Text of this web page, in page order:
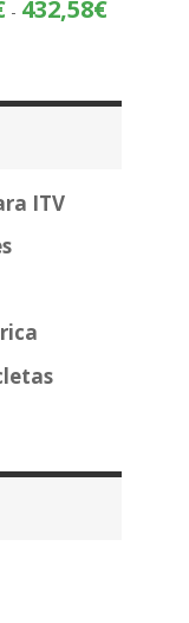
- 432,58€
357,07€
ITV